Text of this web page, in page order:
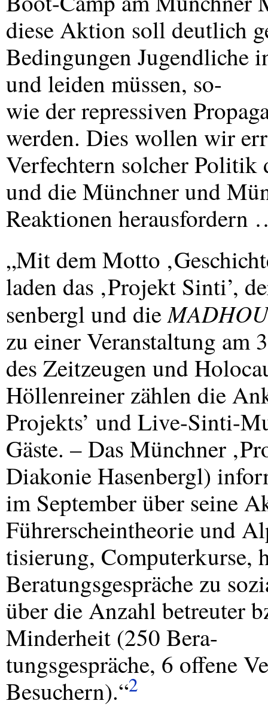
diese Aktion soll deutlich
Bedingungen Jugendliche
und leiden müssen, so-
wie der repressiven
werden. Dies wollen wir
Verfechtern solcher Politik
und die Münchner und
Reaktionen herausfordern
„Mit dem Motto
laden das ‚Projekt Sinti’,
senbergl und die
zu einer Veranstaltung
des Zeitzeugen und
Höllenreiner zählen die
Projekts’ und Live-Sinti-
Gäste. – Das Münchner
Diakonie Hasenbergl)
im September über seine
Führerscheintheorie und
tisierung, Computerkurse,
Beratungsgespräche zu
über die Anzahl betreuter
Minderheit (250 Bera-
tungsgespräche, 6 offene
Besuchern).“2